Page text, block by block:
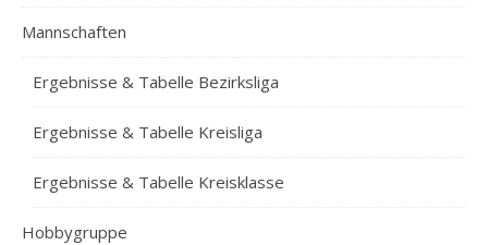
Mannschaften
Ergebnisse & Tabelle Bezirksliga
Ergebnisse & Tabelle Kreisliga
Ergebnisse & Tabelle Kreisklasse
Hobbygruppe